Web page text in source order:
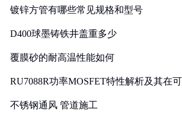
镀锌方管有哪些常见规格和型号
D400球墨铸铁井盖重多少
覆膜砂的耐高温性能如何
RU7088R功率MOSFET特性解析及其在
不锈钢通风 管道施工